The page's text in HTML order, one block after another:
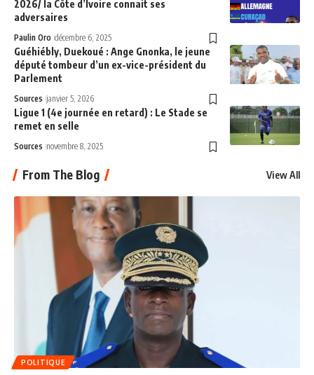
2026/ la Côte d’Ivoire connait ses
adversaires
Paulin Oro décembre 6, 2025
Guéhiébly, Duekoué : Ange Gnonka, le jeune
député tombeur d’un ex-vice-président du
Parlement
Sources janvier 5, 2026
Ligue 1 (4e journée en retard) : Le Stade se
remet en selle
Sources novembre 8, 2025
From The Blog View All
POLITIQUE